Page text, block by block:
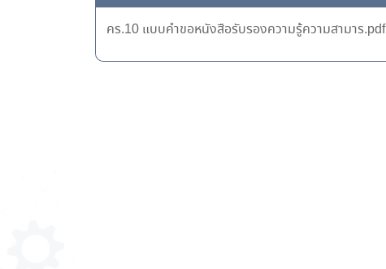
คร.10 แบบคำขอหนังสือรับรองความรู้ความสามาร.pdf